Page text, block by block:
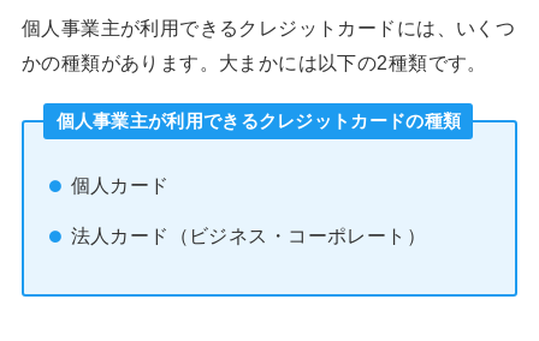
個人事業主が利用できるクレジットカードには、いくつ
かの種類があります。大まかには以下の2種類です。
個人事業主が利用できるクレジットカードの種類
個人カード
法人カード（ビジネス・コーポレート）